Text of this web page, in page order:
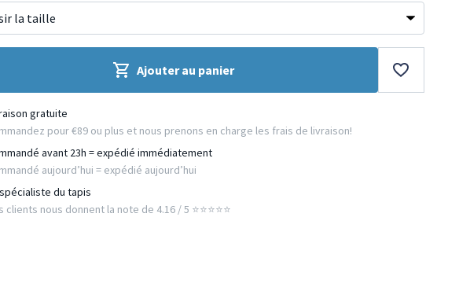
Ajouter au panier
gratuite
pour €89 ou plus et nous prenons en charge les frais de livraison!
avant 23h = expédié immédiatement
aujourd’hui = expédié aujourd’hui
du tapis
clients nous donnent la note de 4.16 / 5 ⭐️⭐️⭐️⭐️⭐️